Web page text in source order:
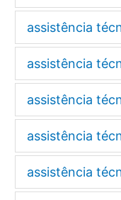
assistência
assistência
assistência
assistência
assistência